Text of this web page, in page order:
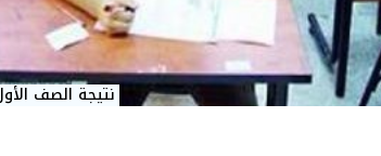
نتيجة الصف الأول الإعدادي 2026